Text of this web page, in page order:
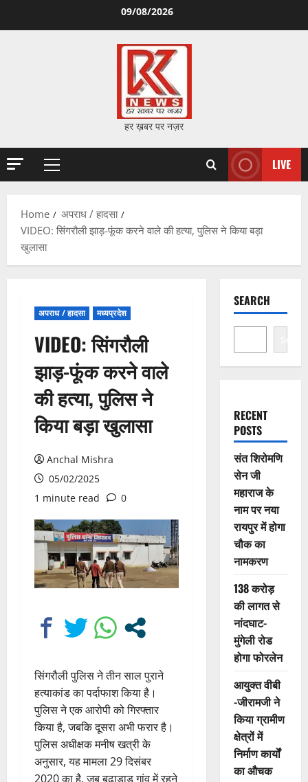
09/08/2026
हर ख़बर पर नज़र
Primary
LIVE
Home
अपराध / हादसा
VIDEO: सिंगरौली झाड़-फूंक करने वाले की हत्या, पुलिस ने किया बड़ा
खुलासा
अपराध / हादसा मध्यप्रदेश
VIDEO: सिंगरौली
झाड़-फूंक करने वाले
की हत्या, पुलिस ने
किया बड़ा खुलासा
Anchal Mishra
05/02/2025
1 minute read
0
सिंगरौली पुलिस ने तीन साल पुराने
हत्याकांड का पर्दाफाश किया है।
पुलिस ने एक आरोपी को गिरफ्तार
किया है, जबकि दूसरा अभी फरार है।
पुलिस अधीक्षक मनीष खत्री के
अनुसार, यह मामला 29 दिसंबर
2020 का है, जब बूढ़ाडाड़ गांव में रहने
SEARCH
Search
RECENT
POSTS
संत शिरोमणि
सेन जी
महाराज के
नाम पर नया
रायपुर में होगा
चौक का
नामकरण
138 करोड़
की लागत से
नांदघाट-
मुंगेली रोड
होगा फोरलेन
आयुक्त वीबी
-जीरामजी ने
किया ग्रामीण
क्षेत्रों में
निर्माण कार्यों
का औचक